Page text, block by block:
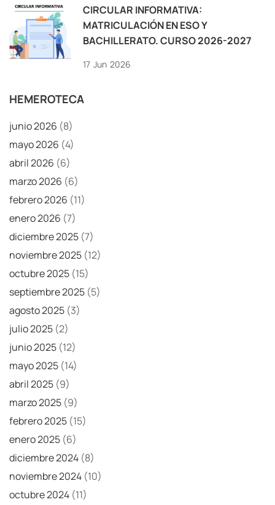
CIRCULAR INFORMATIVA:
MATRICULACIÓN EN ESO Y
BACHILLERATO. CURSO 2026-2027
17 Jun 2026
HEMEROTECA
junio 2026 (8)
mayo 2026 (4)
abril 2026 (6)
marzo 2026 (6)
febrero 2026 (11)
enero 2026 (7)
diciembre 2025 (7)
noviembre 2025 (12)
octubre 2025 (15)
septiembre 2025 (5)
agosto 2025 (3)
julio 2025 (2)
junio 2025 (12)
mayo 2025 (14)
abril 2025 (9)
marzo 2025 (9)
febrero 2025 (15)
enero 2025 (6)
diciembre 2024 (8)
noviembre 2024 (10)
octubre 2024 (11)